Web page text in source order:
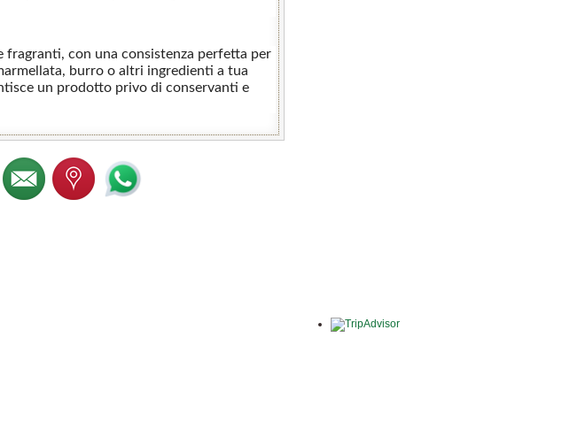
con una consistenza perfetta per
burro o altri ingredienti a tua
un prodotto privo di conservanti e